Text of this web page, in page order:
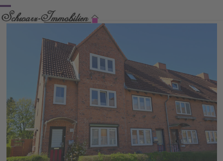
Skip
to
Open
Close